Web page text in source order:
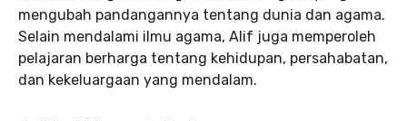
mengubah pandangannya tentang dunia dan agama.
Selain mendalami ilmu agama, Alif juga memperoleh
pelajaran berharga tentang kehidupan, persahabatan,
dan kekeluargaan yang mendalam.